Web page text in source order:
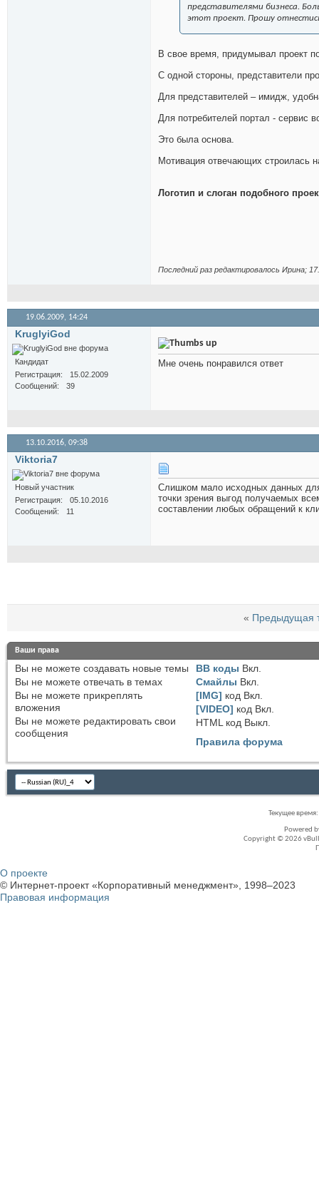
представителями бизнеса.
этот проект. Прошу
В свое время, придумывал проект
С одной стороны, представители
Для представителей – имидж,
Для потребителей портал - сервис
Это была основа.
Мотивация отвечающих строилась
Логотип и слоган подобного
Последний раз редактировалось Иринa;
19.06.2009, 14:24
KruglyiGod
Кандидат
Регистрация
15.02.2009
Сообщений
39
Мне очень понравился ответ
13.10.2016, 09:38
Viktoria7
Новый участник
Регистрация
05.10.2016
Сообщений
11
Слишком мало исходных данных
точки зрения выгод получаемых
составлении любых обращений к
« Предыдущая
Ваши права
Вы не можете создавать новые темы
Вы не можете отвечать в темах
Вы не можете прикреплять
вложения
Вы не можете редактировать свои
сообщения
BB коды Вкл.
Смайлы Вкл.
[IMG] код Вкл.
[VIDEO] код Вкл.
HTML код Выкл.
Правила форума
Текущее время:
Powered
Copyright © 2026
О проекте
© Интернет-проект «Корпоративный менеджмент», 1998–2023
Правовая информация